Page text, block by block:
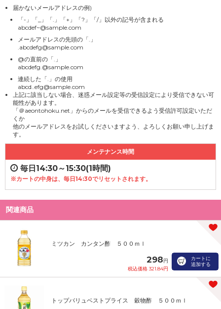
届かないメールアドレスの例)
「-」「_」「.」「+」「?」「/」以外の記号が含まれる
abcdef~@sample.com
メールアドレスの先頭の「.」
.abcdefg@sample.com
@の直前の「.」
abcdefg.@sample.com
連続した「.」の使用
abcd..efg@sample.com
上記に該当しない場合、迷惑メール設定等の受信設定により受信できない可
能性があります。
「＠aeontohoku.net」からのメールを受信できるよう受信許可設定いただ
くか
他のメールアドレスをお試しくださいますよう、よろしくお願い申し上げま
す。
メンテナンス時間
毎日14:30～15:30(1時間)
※カートの中身は、毎日14:30でリセットされます。
関連商品
ミツカン カンタン酢 ５００ｍｌ
298円
税込価格 321.84円
カートに
追加する
トップバリュベストプライス 穀物酢 ５００ｍｌ